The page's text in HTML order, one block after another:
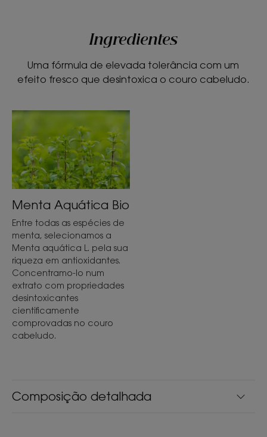
Ingredientes
Uma fórmula de elevada tolerância com um
efeito fresco que desintoxica o couro cabeludo.
Composição detalhada
Menta Aquática Bio
Entre todas as espécies de
menta, selecionamos a
Menta aquática L. pela sua
riqueza em antioxidantes.
Concentramo-lo num
extrato com propriedades
desintoxicantes
cientificamente
comprovadas no couro
cabeludo.